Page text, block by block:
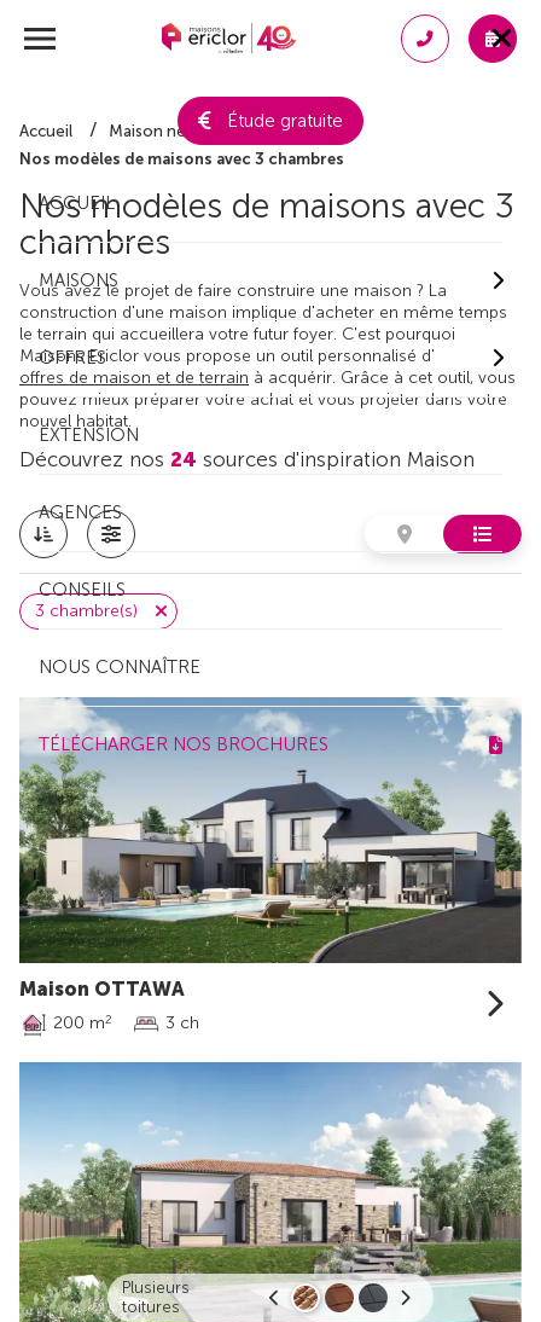
Étude gratuite
ACCUEIL
MAISONS
OFFRES
EXTENSION
AGENCES
CONSEILS
NOUS CONNAÎTRE
TÉLÉCHARGER NOS BROCHURES
Accueil
Maison neuve
Nos modèles de maisons avec 3 chambres
Nos modèles de maisons avec 3
chambres
Vous avez le projet de faire construire une maison ? La
construction d'une maison implique d'acheter en même temps
le terrain qui accueillera votre futur foyer. C'est pourquoi
Maisons Ericlor vous propose un outil personnalisé d'
offres de maison et de terrain à acquérir. Grâce à cet outil, vous
pouvez mieux préparer votre achat et vous projeter dans votre
nouvel habitat.
Découvrez nos 24 sources d'inspiration Maison
3 chambre(s)
Maison OTTAWA
200 m2 3 ch
Plusieurs
toitures